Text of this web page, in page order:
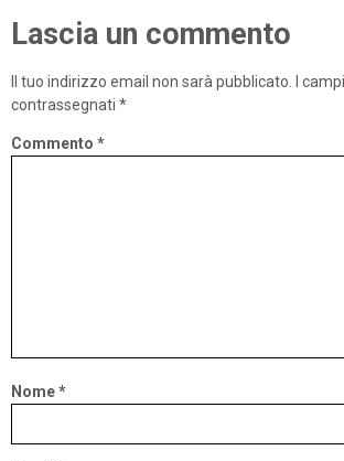
Lascia un commento
Il tuo indirizzo email non sarà pubblicato.
I
contrassegnati *
Commento *
Nome*